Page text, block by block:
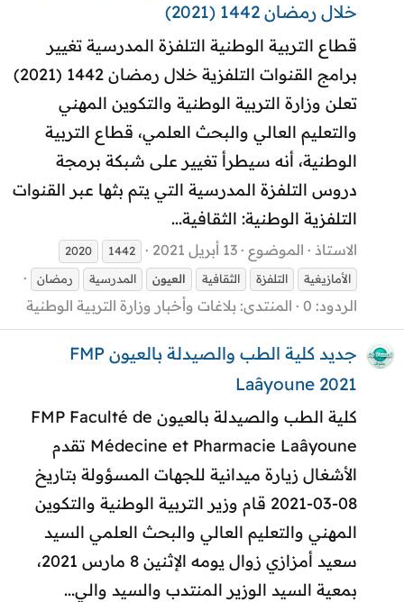
خلال رمضان 1442 (2021)
قطاع التربية الوطنية التلفزة المدرسية تغيير
برامج القنوات التلفزية خلال رمضان 1442 (2021)
تعلن وزارة التربية الوطنية والتكوين المهني
والتعليم العالي والبحث العلمي، قطاع التربية
الوطنية، أنه سيطرأ تغيير على شبكة برمجة
دروس التلفزة المدرسية التي يتم بثها عبر القنوات
التلفزية الوطنية: الثقافية...
الاستاذ الموضوع 13 أبريل 2021 1442
2020
الأمازيغية
التلفزة الثقافية العيون المدرسية رمضان
الردود: 0 المنتدى: بلاغات وأخبار وزارة التربية الوطنية
جديد كلية الطب والصيدلة بالعيون FMP
Laâyoune 2021
كلية الطب والصيدلة بالعيون FMP Faculté de
Médecine et Pharmacie Laâyoune تقدم
الأشغال زيارة ميدانية للجهات المسؤولة بتاريخ
08-03-2021 قام وزير التربية الوطنية والتكوين
المهني والتعليم العالي والبحث العلمي السيد
سعيد أمزازي زوال يومه الإثنين 8 مارس 2021،
بمعية السيد الوزير المنتدب والسيد والي...